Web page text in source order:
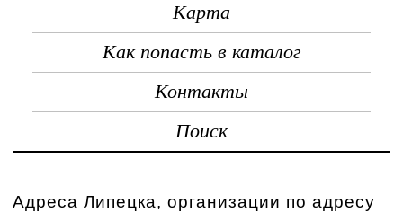
Карта
Как попасть в каталог
Контакты
Поиск
Адреса Липецка, организации по адресу